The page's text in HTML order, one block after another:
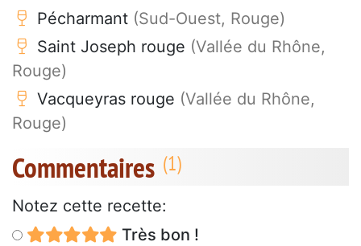
Pécharmant (Sud-Ouest, Rouge)
Saint Joseph rouge (Vallée du Rhône,
Rouge)
Vacqueyras rouge (Vallée du Rhône,
Rouge)
Commentaires
Notez cette recette:
Très bon !